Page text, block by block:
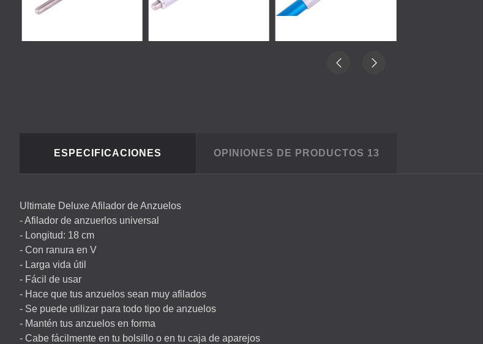
ESPECIFICACIONES OPINIONES DE PRODUCTOS 13
Ultimate Deluxe Afilador de Anzuelos
- Afilador de anzuerlos universal
- Longitud: 18 cm
- Con ranura en V
- Larga vida útil
- Fácil de usar
- Hace que tus anzuelos sean muy afilados
- Se puede utilizar para todo tipo de anzuelos
- Mantén tus anzuelos en forma
- Cabe fácilmente en tu bolsillo o en tu caja de aparejos